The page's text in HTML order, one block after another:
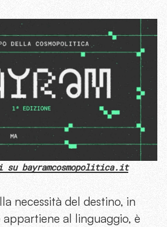
bayramcosmopolitica.it
necessità del destino, in
al linguaggio, è